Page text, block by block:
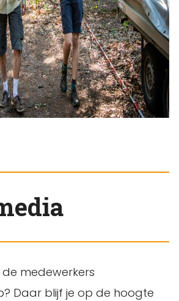
medewerkers
Daar blijf je op de hoogte